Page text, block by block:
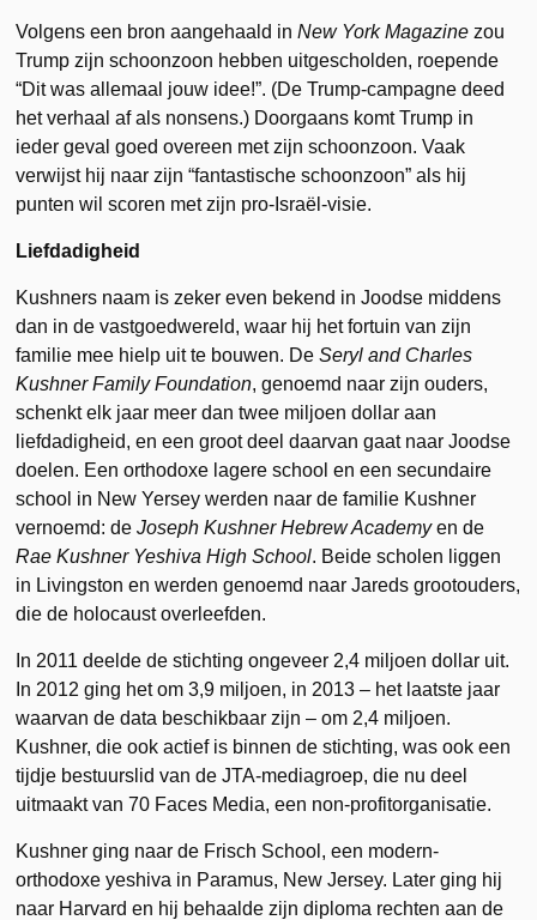
Volgens een bron aangehaald inNew York Magazine zou
Trump zijn schoonzoon hebben uitgescholden, roepende
“Dit was allemaal jouw idee!”. (De Trump-campagne deed
het verhaal af als nonsens.) Doorgaans komt Trump in
ieder geval goed overeen met zijn schoonzoon. Vaak
verwijst hij naar zijn “fantastische schoonzoon” als hij
punten wil scoren met zijn pro-Israël-visie.
Liefdadigheid
Kushners naam is zeker even bekend in Joodse middens
dan in de vastgoedwereld, waar hij het fortuin van zijn
familie mee hielp uit te bouwen. DeSeryl and Charles
Kushner Family Foundation, genoemd naar zijn ouders,
schenkt elk jaar meer dan twee miljoen dollar aan
liefdadigheid, en een groot deel daarvan gaat naar Joodse
doelen. Een orthodoxe lagere school en een secundaire
school in New Yersey werden naar de familie Kushner
vernoemd: deJoseph Kushner Hebrew Academyen de
Rae Kushner Yeshiva High School. Beide scholen liggen
in Livingston en werden genoemd naar Jareds grootouders,
die de holocaust overleefden.
In 2011 deelde de stichting ongeveer 2,4 miljoen dollar uit.
In 2012 ging het om 3,9 miljoen, in 2013 – het laatste jaar
waarvan de data beschikbaar zijn – om 2,4 miljoen.
Kushner, die ook actief is binnen de stichting, was ook een
tijdje bestuurslid van de JTA-mediagroep, die nu deel
uitmaakt van 70 Faces Media, een non-profitorganisatie.
Kushner ging naar de Frisch School, een modern-
orthodoxe yeshiva in Paramus, New Jersey. Later ging hij
naar Harvard en hij behaalde zijn diploma rechten aan de